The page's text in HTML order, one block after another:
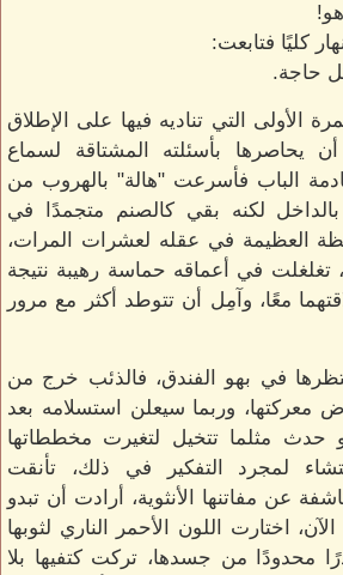
كليًا فتابعت:
حاجة.
الأولى التي تناديه فيها على الإطلاق
يحاصرها بأسئلته المشتاقة لسماع
الباب فأسرعت "هالة" بالهروب من
بالداخل لكنه بقي كالصنم متجمدًا في
العظيمة في عقله لعشرات المرات،
تغلغلت في أعماقه حماسة رهيبة نتيجة
معًا، وآمِل أن تتوطد أكثر مع مرور
في بهو الفندق، فالذئب خرج من
معركتها، وربما سيعلن استسلامه بعد
حدث مثلما تتخيل لتغيرت مخططاتها
لمجرد التفكير في ذلك، تأنقت
عن مفاتنها الأنثوية، أرادت أن تبدو
اختارت اللون الأحمر الناري لثوبها
محدودًا من جسدها، تركت كتفيها بلا